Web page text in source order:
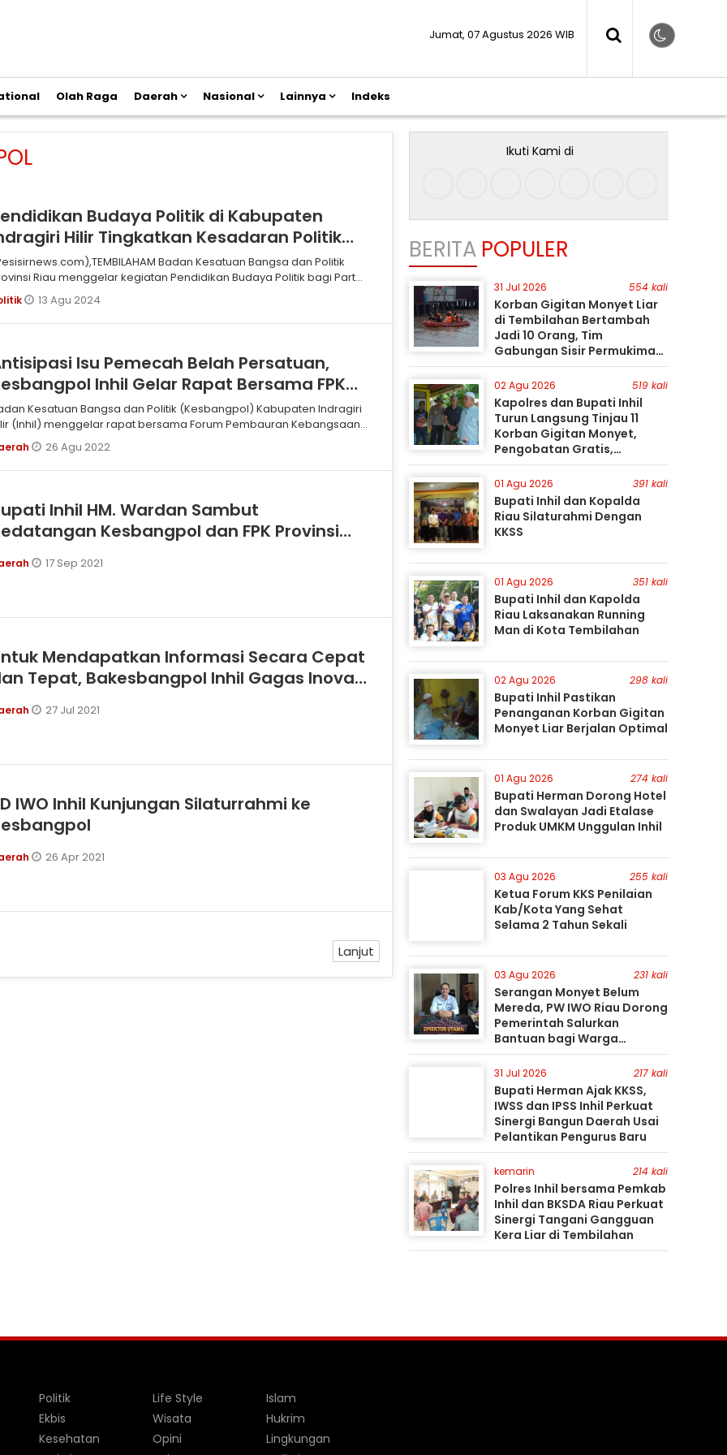
Jumat, 07 Agustus 2026 WIB
Olah Raga Daerah Nasional Lainnya Indeks
Budaya Politik di Kabupaten
Hilir Tingkatkan Kesadaran Politik
Badan Kesatuan Bangsa dan Politik
Riau menggelar kegiatan Pendidikan Budaya Politik bagi Partai
13 Agu 2024
Isu Pemecah Belah Persatuan,
Inhil Gelar Rapat Bersama FPK
Kesatuan Bangsa dan Politik (Kesbangpol) Kabupaten Indragiri
(Inhil) menggelar rapat bersama Forum Pembauran Kebangsaan
Kabupaten Inhil di Kantor Kesbangpol Inhil Jalan Swarna Bumi
Riau, Kamis (25/8).
26 Agu 2022
Inhil HM. Wardan Sambut
Kesbangpol dan FPK Provinsi
17 Sep 2021
Mendapatkan Informasi Secara Cepat
Tepat, Bakesbangpol Inhil Gagas Inovasi
Informasi Cakra
27 Jul 2021
IWO Inhil Kunjungan Silaturrahmi ke
26 Apr 2021
Lanjut
Ikuti Kami di
BERITA POPULER
31 Jul 2026 554 kali
Korban Gigitan Monyet Liar
di Tembilahan Bertambah
Jadi 10 Orang, Tim
Gabungan Sisir Permukiman
Gunakan Perahu Karet
02 Agu 2026 519 kali
Kapolres dan Bupati Inhil
Turun Langsung Tinjau 11
Korban Gigitan Monyet,
Pengobatan Gratis,
Perburuan Terus Berlanjut
01 Agu 2026 391 kali
Bupati Inhil dan Kopalda
Riau Silaturahmi Dengan
KKSS
01 Agu 2026 351 kali
Bupati Inhil dan Kapolda
Riau Laksanakan Running
Man di Kota Tembilahan
02 Agu 2026 298 kali
Bupati Inhil Pastikan
Penanganan Korban Gigitan
Monyet Liar Berjalan Optimal
01 Agu 2026 274 kali
Bupati Herman Dorong Hotel
dan Swalayan Jadi Etalase
Produk UMKM Unggulan Inhil
03 Agu 2026 255 kali
Ketua Forum KKS Penilaian
Kab/Kota Yang Sehat
Selama 2 Tahun Sekali
03 Agu 2026 231 kali
Serangan Monyet Belum
Mereda, PW IWO Riau Dorong
Pemerintah Salurkan
Bantuan bagi Warga
Terdampak
31 Jul 2026 217 kali
Bupati Herman Ajak KKSS,
IWSS dan IPSS Inhil Perkuat
Sinergi Bangun Daerah Usai
Pelantikan Pengurus Baru
kemarin 214 kali
Polres Inhil bersama Pemkab
Inhil dan BKSDA Riau Perkuat
Sinergi Tangani Gangguan
Kera Liar di Tembilahan
Politik
Ekbis
Kesehatan
Life Style
Wisata
Opini
Islam
Hukrim
Lingkungan